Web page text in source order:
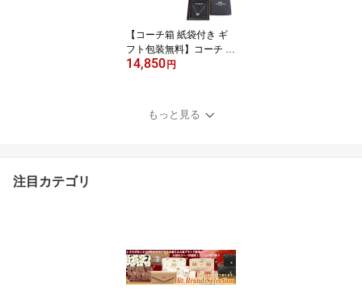
フ_包装】【コンビニ受
【コーチ箱 紙袋付き ギ
フト包装無料】コーチ C
OACH ネックレス ダブ
作 新品 限定モデル】【C
OACH コーチ】【楽ギフ
14,850円
もっと見る
注目カテゴリ